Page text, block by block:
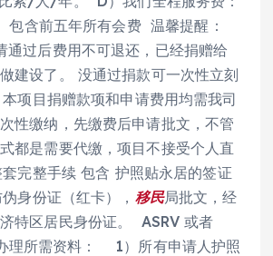
含前五年所有会费 温馨提醒：
通过后费用不可退还，已经捐赠给
建设了。 没通过捐款可一次性立刻
项目捐赠款项和申请费用均需我司
性缴纳，先缴费后申请批文，不管
都是需要代缴，项目不接受个人直
完整手续 包含 护照贴永居的签证
身份证（红卡）， 移民局批文，经
特区居民身份证。 ASRV 或者
理所需资料： 1）所有申请人护照